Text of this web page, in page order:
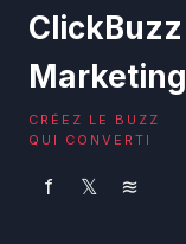
ClickBuzz
Marketing
CRÉEZ LE BUZZ
QUI CONVERTI
f 𝕏 ≋